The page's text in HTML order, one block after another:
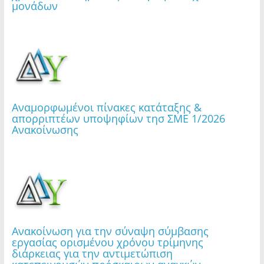
Σάββατο 1 Αυγούστου 2026 | Εφαρμογή μέτρου
απαγόρευσης διέλευσης, παραμονής και
κυκλοφορίας σε δασικές εκτάσεις, πάρκα και
άλση
𝝜 𝝥𝝤𝝠𝝜 𝝡𝝖𝝨 𝝤𝝡𝝤𝝦𝝫𝝖𝝞𝝢𝝚𝝞 | Οι σχολικές
αυλές ανακατασκευάζονται | 1ο Δημοτικό
Σχολείο Υμηττού
μονάδων
Αναμορφωμένοι πίνακες κατάταξης &
απορριπτέων υποψηφίων τησ ΣΜΕ 1/2026
Ανακοίνωσης
Ανακοίνωση για την σύναψη σύμβασης
εργασίας ορισμένου χρόνου τρίμηνης
διάρκειας για την αντιμετώπιση